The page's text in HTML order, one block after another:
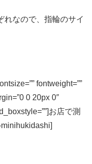
れなので、指輪のサイ
fontweight=””
0 20px 0″
お店で測